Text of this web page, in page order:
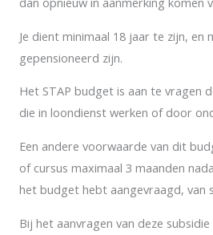
Je dient minimaal 18 jaar te zijn, en
gepensioneerd zijn.
Het STAP budget is aan te vragen
die in loondienst werken of door
Een andere voorwaarde van dit
of cursus maximaal 3 maanden
het budget hebt aangevraagd, van
Bij het aanvragen van deze